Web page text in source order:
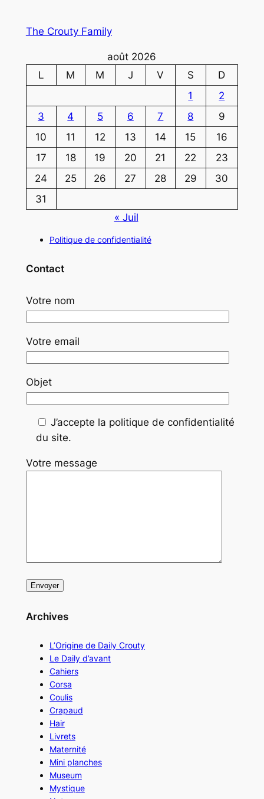
The Crouty Family
août 2026
L
M M J V S
D
1
2
3
4 5 6 7 8
9
10
11 12 13 14 15
16
17
18 19 20 21 22
23
24
25 26 27 28 29
30
31
« Juil
Politique de confidentialité
Contact
Votre nom
Votre email
Objet
J’accepte la politique de confidentialité
du site.
Votre message
Archives
L’Origine de Daily Crouty
Le Daily d’avant
Cahiers
Corsa
Coulis
Crapaud
Hair
Livrets
Maternité
Mini planches
Museum
Mystique